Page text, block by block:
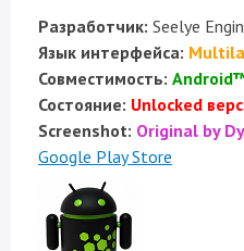
Разработчик: Seelye
Язык интерфейса:
Совместимость:
Состояние: Unlocked
Screenshot: Original by
Google Play Store